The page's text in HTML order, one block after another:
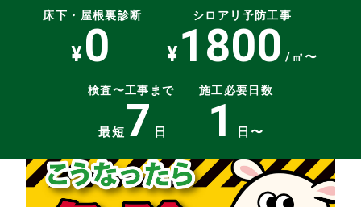
床下・屋根裏診断
¥ 0
シロアリ予防工事
¥ 1800 /㎡〜
検査〜工事まで
最短7 日
施工必要日数
1 日〜